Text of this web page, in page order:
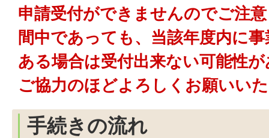
申請受付ができませんのでご注
間中であっても、当該年度内に
ある場合は受付出来ない可能性
ご協力のほどよろしくお願いい
手続きの流れ